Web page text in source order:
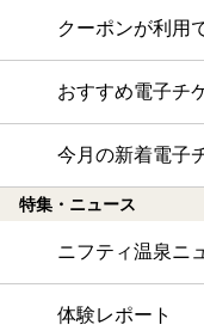
クーポンが利用
おすすめ電子チ
今月の新着電子
特集・ニュース
ニフティ温泉ニ
体験レポート